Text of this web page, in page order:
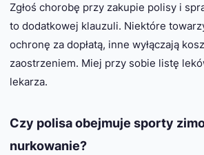
Zgłoś chorobę przy zakupie polisy i
to dodatkowej klauzuli. Niektóre
ochronę za dopłatą, inne wyłączają
zaostrzeniem. Miej przy sobie listę
lekarza.
Czy polisa obejmuje sporty
nurkowanie?